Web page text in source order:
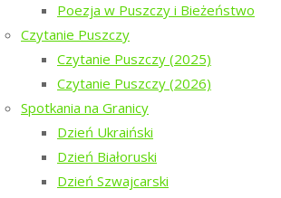
Poezja w Puszczy i Bieżeństwo
Czytanie Puszczy
Czytanie Puszczy (2025)
Czytanie Puszczy (2026)
Spotkania na Granicy
Dzień Ukraiński
Dzień Białoruski
Dzień Szwajcarski
Ukraiński
Pamiętajmy o ogrodach
„Ksenia”
– 7. edycja – 2026
– 6. edycja – 2025
– 5. edycja – 2024
– 4. edycja – 2023